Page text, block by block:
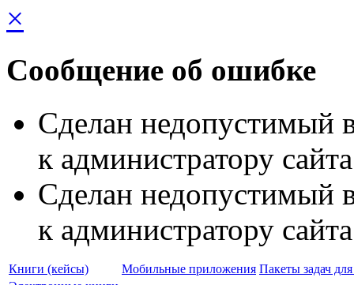
×
Сообщение об ошибке
Сделан недопустимый
к администратору
Сделан недопустимый
к администратору
Книги (кейсы) Мобильные приложения Пакеты задач